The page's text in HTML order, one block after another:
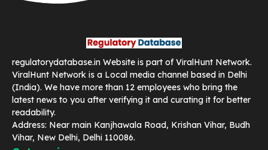
regulatorydatabase.in Website is part of ViralHunt Network.
ViralHunt Network is a Local media channel based in Delhi
(India). We have more than 12 employees who bring the
latest news to you after verifying it and curating it for better
readability.
Address: Near main Kanjhawala Road, Krishan Vihar, Budh
Vihar, New Delhi, Delhi 110086.